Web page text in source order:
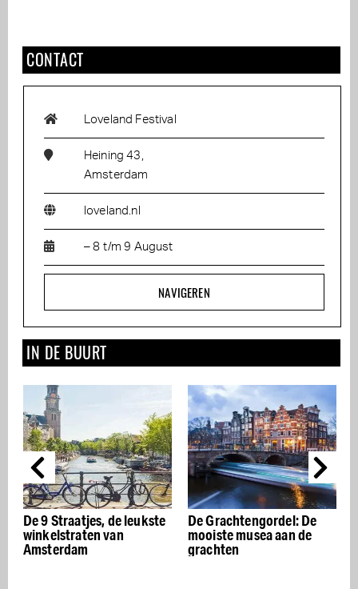
CONTACT
Loveland Festival
Heining 43,
Amsterdam
loveland.nl
– 8 t/m 9 August
NAVIGEREN
IN DE BUURT
De Grachtengordel: De
mooiste musea aan de
grachten
De beste Italiaanse
restaurants van
Amsterdam – Buon